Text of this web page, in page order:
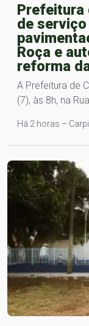
Prefeitura
de
Roça e
reforma
A Prefeitura de
(7), às 8h, na
Há 2 horas –